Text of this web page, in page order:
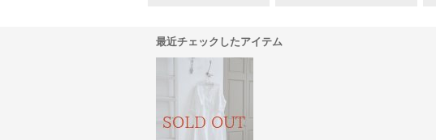
最近チェックしたアイテム